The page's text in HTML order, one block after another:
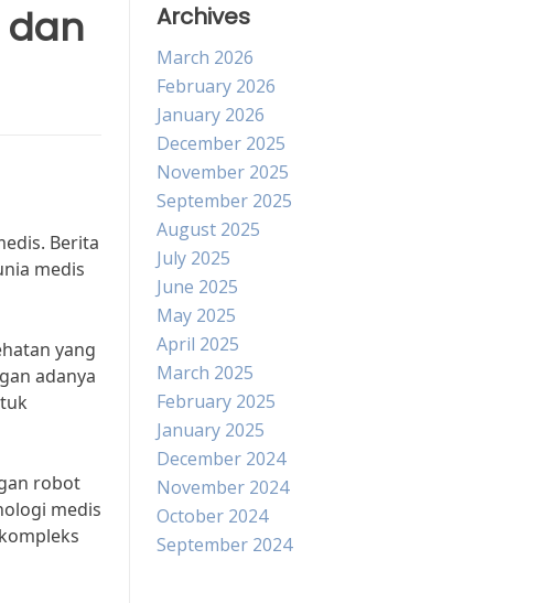
dan
Berita
medis
yang
adanya
robot
medis
Archives
March 2026
February 2026
January 2026
December 2025
November 2025
September 2025
August 2025
July 2025
June 2025
May 2025
April 2025
March 2025
February 2025
January 2025
December 2024
November 2024
October 2024
September 2024